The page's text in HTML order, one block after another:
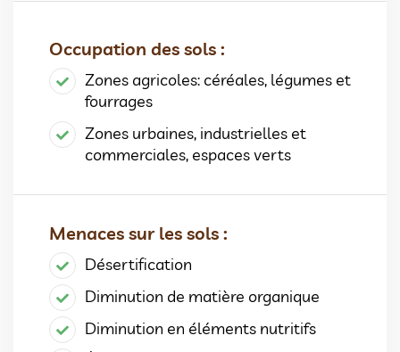
Occupation des sols :
Zones agricoles: céréales, légumes et
fourrages
Zones urbaines, industrielles et
commerciales, espaces verts
Menaces sur les sols :
Désertification
Diminution de matière organique
Diminution en éléments nutritifs